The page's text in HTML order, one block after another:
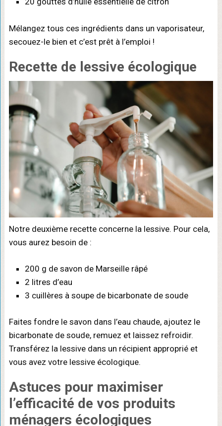
Mélangez tous ces ingrédients dans un vaporisateur,
secouez-le bien et c’est prêt à l’emploi !
Recette de lessive écologique
Notre deuxième recette concerne la lessive. Pour cela,
vous aurez besoin de :
200 g de savon de Marseille râpé
2 litres d’eau
3 cuillères à soupe de bicarbonate de soude
Faites fondre le savon dans l’eau chaude, ajoutez le
bicarbonate de soude, remuez et laissez refroidir.
Transférez la lessive dans un récipient approprié et
vous avez votre lessive écologique.
Astuces pour maximiser
l’efficacité de vos produits
ménagers écologiques